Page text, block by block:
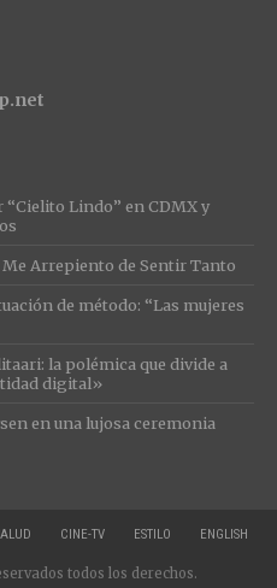
Lindo” en CDMX y
Arrepiento de Sentir Tanto
de método: “Las mujeres
la polémica que divide a
digital»
en una lujosa ceremonia
CINE-TV ESTILO ENGLISH
todos los derechos.